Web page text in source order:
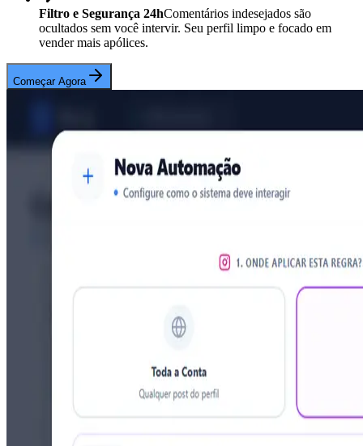
Filtro e Segurança 24hComentários indesejados são
ocultados sem você intervir. Seu perfil limpo e focado em
vender mais apólices.
Começar Agora